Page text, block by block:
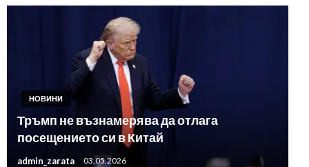
НОВИНИ
Тръмп не възнамерява да отлага
посещението си в Китай
admin_zarata 03.05.2026